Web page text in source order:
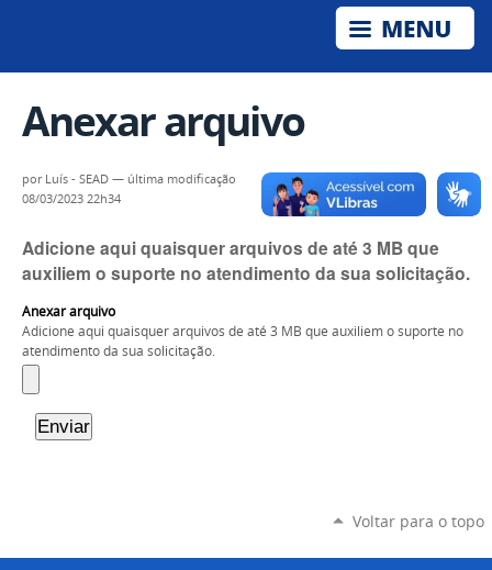
Anexar arquivo
por Luís - SEAD — última modificação
08/03/2023 22h34
Adicione aqui quaisquer arquivos de até 3 MB que
auxiliem o suporte no atendimento da sua solicitação.
Anexar arquivo
Adicione aqui quaisquer arquivos de até 3 MB que auxiliem o suporte no
atendimento da sua solicitação.
Voltar para o topo